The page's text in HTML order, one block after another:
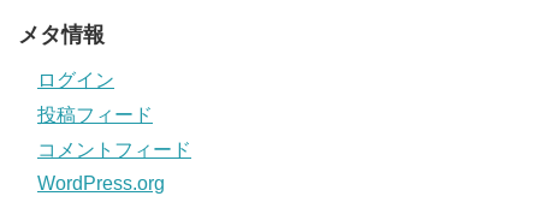
メタ情報
ログイン
投稿フィード
コメントフィード
WordPress.org